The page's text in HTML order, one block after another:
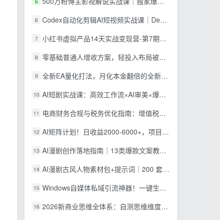
6 Codex自动化剪辑AI短视频实战课｜DeepSeek V4 Pro多API联动，图文成片封装Skill全流程
7 小红书虚拟产品14天实战变现营-第7期：需求挖掘×AI+Skill原创×产品矩阵×内容笔记×一人公司进阶×全链路
8 零基础普通人增收方案，轻投入布局被动收入，多多虚拟月收益 1-3 万
9 全新EA量化打法，月化本金翻倍的全新策略，安全稳定持续输出
10 AI短剧实战课：高效工作流×AI审美×爆款拆解×文案角色场景分镜×LibTV进阶×站位控制×从脚本到成片交付全流程
11 电商财务合规与税务优化指南：增值税+企税+个税全覆盖，财务制度搭建落地纳税筹划方案
12 AI矩阵计划！日收益2000-6000+，项目绿色长久，安全稳健，合规靠谱，可批量放大。
13 AI漫剧创作落地指南｜13类爆款文案教学，Sora、即梦、GPT-Image全套出片工具实操教学
14 AI漫剧古风人物素材包+提示词｜200 套古代言情三视图，配套专属提示词短剧主角配角直接套用
15 Windows自媒体私域引流神器！一键生成隐藏微信号图片，支持多种模板样式，完全免费 隐图工坊
16 2026新商业思维全体系：自测思维维度×金钱本质×财富轮到你×四大布局×赚100万1000万选人×股权坑×赛道